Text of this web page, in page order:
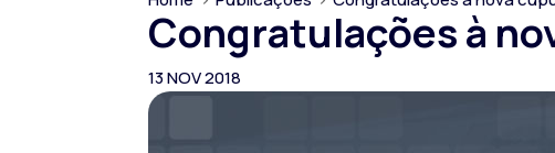
Congratulações à
13 NOV 2018